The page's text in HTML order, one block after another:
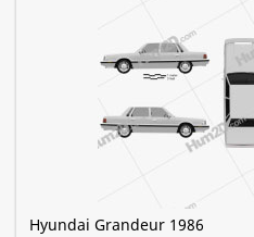
Hyundai Grandeur 1986